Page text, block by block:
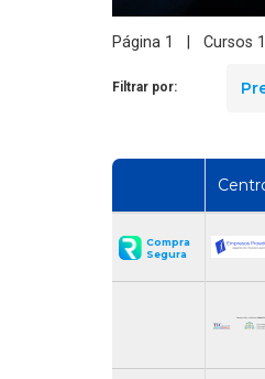
Página 1 | Cursos
Filtrar por:
Compra
Segura
extintores en Chile
Precios reales y qué
cada opción